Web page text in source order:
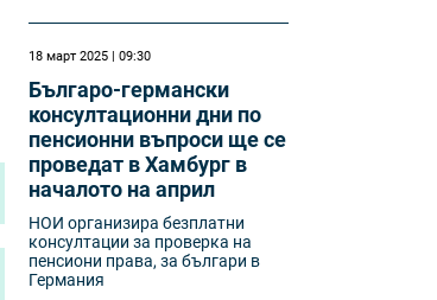
18 март 2025 | 09:30
Българо-германски
консултационни дни по
пенсионни въпроси ще се
проведат в Хамбург в
началото на април
НОИ организира безплатни
консултации за проверка на
пенсиони права, за българи в
Германия